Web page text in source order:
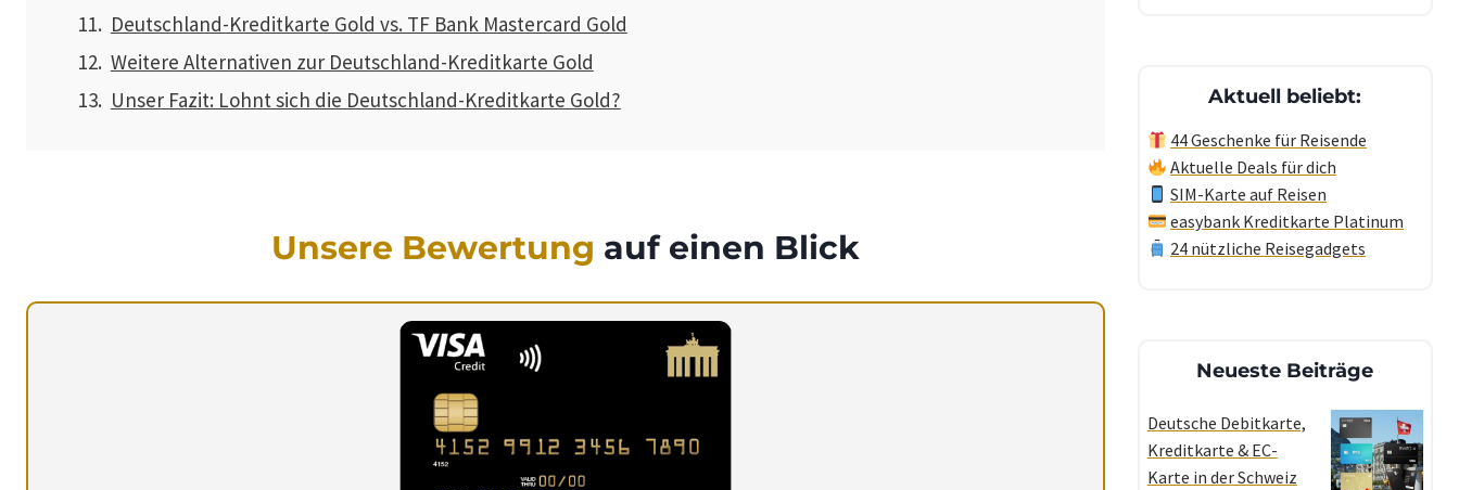
Deutschland-Kreditkarte Gold vs. TF Bank Mastercard Gold
Weitere Alternativen zur Deutschland-Kreditkarte Gold
Unser Fazit: Lohnt sich die Deutschland-Kreditkarte Gold?
Unsere Bewertung auf einen Blick
Aktuell beliebt:
44 Geschenke für Reisende
Aktuelle Deals für dich
SIM-Karte auf Reisen
easybank Kreditkarte Platinum
24 nützliche Reisegadgets
Neueste Beiträge
Deutsche Debitkarte,
Kreditkarte & EC-
Karte in der Schweiz